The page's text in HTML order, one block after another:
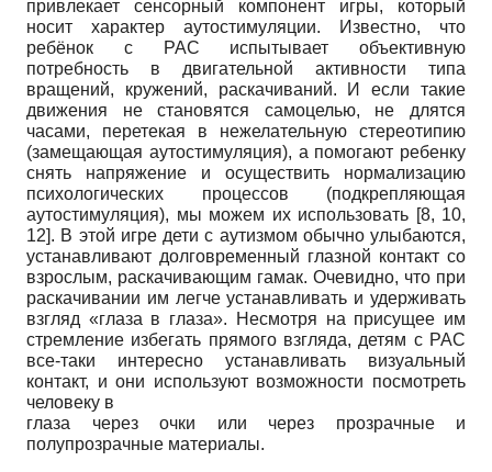
привлекает сенсорный компонент игры, который
носит характер аутос­тимуляции. Известно, что
ребёнок с РАС испытывает объективную
потребность в двигательной активности типа
вращений, кружений, раскачиваний. И если такие
движения не становятся самоцелью, не длятся
часами, перетекая в нежелательную стерео­типию
(замещающая аутостимуляция), а помогают ребенку
снять напряжение и осуществить нормализацию
психологических процессов (подкрепляющая
аутостимуля­ция), мы можем их использовать [8, 10,
12]. В этой игре дети с аутизмом обычно улыбаются,
устанавливают долговременный глазной контакт со
взрослым, раскачивающим гамак. Очевидно, что при
раскачивании им легче устанавливать и удерживать
взгляд «глаза в глаза». Несмотря на присущее им
стремление избегать прямого взгляда, детям с РАС
все-таки интересно устанавливать визуальный
контакт, и они используют возможности посмотреть
человеку в
глаза через очки или через прозрачные и
полупрозрачные материалы.